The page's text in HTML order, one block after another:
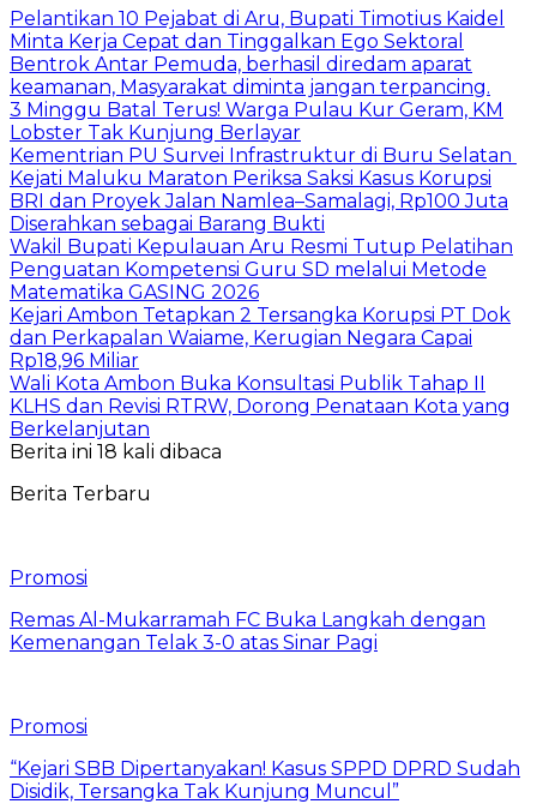
Pelantikan 10 Pejabat di Aru, Bupati Timotius Kaidel
Minta Kerja Cepat dan Tinggalkan Ego Sektoral
Bentrok Antar Pemuda, berhasil diredam aparat
keamanan, Masyarakat diminta jangan terpancing.
3 Minggu Batal Terus! Warga Pulau Kur Geram, KM
Lobster Tak Kunjung Berlayar
Kementrian PU Survei Infrastruktur di Buru Selatan
Kejati Maluku Maraton Periksa Saksi Kasus Korupsi
BRI dan Proyek Jalan Namlea–Samalagi, Rp100 Juta
Diserahkan sebagai Barang Bukti
Wakil Bupati Kepulauan Aru Resmi Tutup Pelatihan
Penguatan Kompetensi Guru SD melalui Metode
Matematika GASING 2026
Kejari Ambon Tetapkan 2 Tersangka Korupsi PT Dok
dan Perkapalan Waiame, Kerugian Negara Capai
Rp18,96 Miliar
Wali Kota Ambon Buka Konsultasi Publik Tahap II
KLHS dan Revisi RTRW, Dorong Penataan Kota yang
Berkelanjutan
Berita ini 18 kali dibaca
Berita Terbaru
Promosi
Remas Al-Mukarramah FC Buka Langkah dengan
Kemenangan Telak 3-0 atas Sinar Pagi
Promosi
“Kejari SBB Dipertanyakan! Kasus SPPD DPRD Sudah
Disidik, Tersangka Tak Kunjung Muncul”